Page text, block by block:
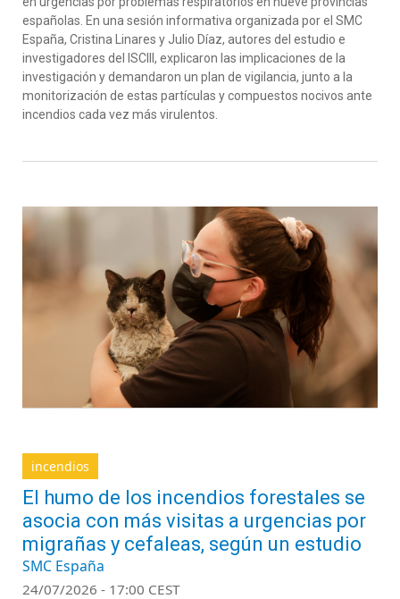
españolas. En una sesión informativa organizada por el SMC
España, Cristina Linares y Julio Díaz, autores del estudio e
investigadores del ISCIII, explicaron las implicaciones de la
investigación y demandaron un plan de vigilancia, junto a la
monitorización de estas partículas y compuestos nocivos ante
incendios cada vez más virulentos.
incendios
El humo de los incendios forestales se
asocia con más visitas a urgencias por
migrañas y cefaleas, según un estudio
SMC España
24/07/2026 - 17:00 CEST